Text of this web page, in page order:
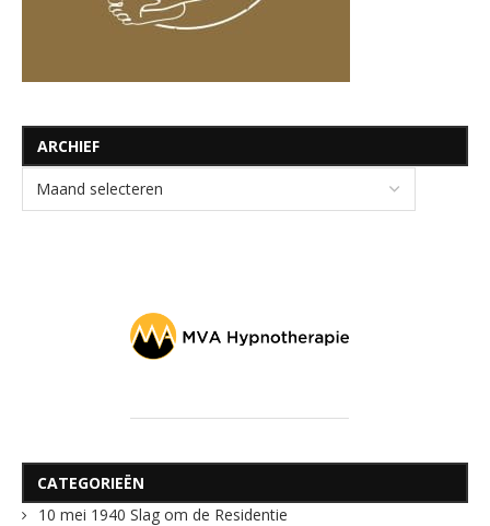
ARCHIEF
CATEGORIEËN
10 mei 1940 Slag om de Residentie